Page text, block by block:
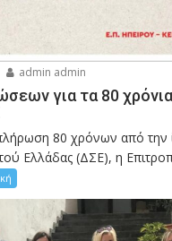
admin admin
για τα 80
80 χρόνων από την
Ελλάδας (ΔΣΕ), η